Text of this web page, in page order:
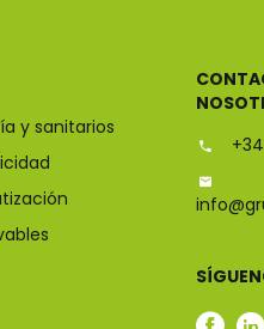
y sanitarios